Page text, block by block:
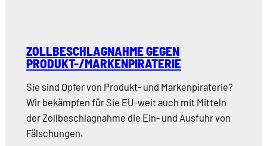
ZOLLBESCHLAGNAHME GEGEN
PRODUKT-/MARKENPIRATERIE
Sie sind Opfer von Produkt- und Markenpiraterie?
Wir bekämpfen für Sie EU-weit auch mit Mitteln
der Zollbeschlagnahme die Ein- und Ausfuhr von
Fälschungen.